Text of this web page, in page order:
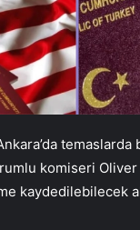
temaslarda
komiseri Oliver
kaydedilebilecek